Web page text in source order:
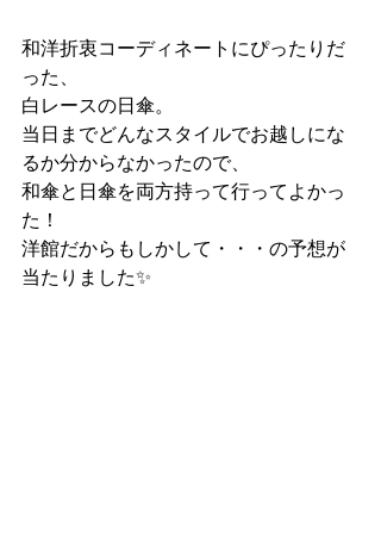
和洋折衷コーディネートにぴったりだ
った、
白レースの日傘。
当日までどんなスタイルでお越しにな
るか分からなかったので、
和傘と日傘を両方持って行ってよかっ
た！
洋館だからもしかして・・・の予想が
当たりました✨